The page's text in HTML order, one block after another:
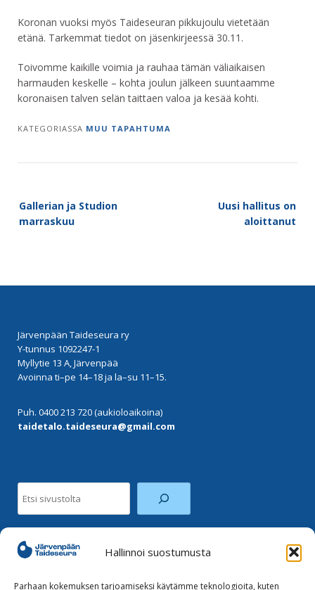
Hallinnoi suostumusta
Parhaan kokemuksen tarjoamiseksi käytämme teknologioita, kuten
Koronan vuoksi myös Taideseuran pikkujoulu vietetään
etänä. Tarkemmat tiedot on jäsenkirjeessä 30.11.
Toivomme kaikille voimia ja rauhaa tämän väliaikaisen
harmauden keskelle – kohta joulun jälkeen suuntaamme
koronaisen talven selän taittaen valoa ja kesää kohti.
KATEGORIASSA MUU TAPAHTUMA
navigation
Gallerian ja Studion
marraskuu
Uusi hallitus on
aloittanut
Järvenpään Taideseura ry
Y-tunnus 1092247-1
Myllytie 13 A, Järvenpää
Avoinna ti–pe 14–18 ja la–su 11–15.
Puh. 0400 213 720 (aukioloaikoina)
taidetalo.taideseura@gmail.com
Instagram